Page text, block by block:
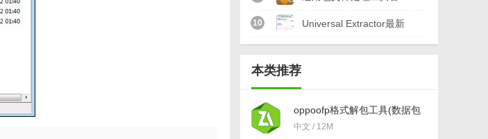
免费版
方版(RDB解包打包工
10 Universal Extractor最新
本类推荐
oppoofp格式解包工具(数据包
解压) 免费版
中文 / 12M